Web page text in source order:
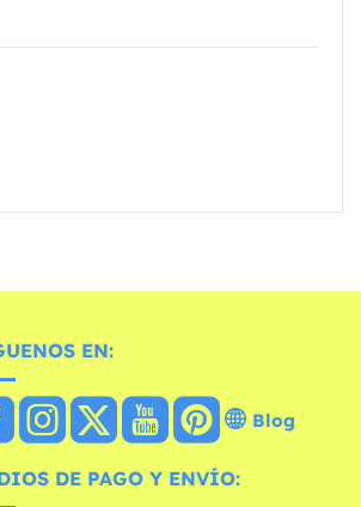
EN:
Blog
DE PAGO Y ENVÍO: